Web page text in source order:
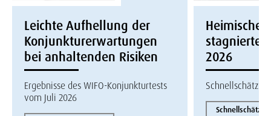
Leichte Aufhellung der
Konjunkturerwartungen
bei anhaltenden Risiken
Ergebnisse des WIFO-Konjunkturtests
vom Juli 2026
Heimische
stagnierte
2026